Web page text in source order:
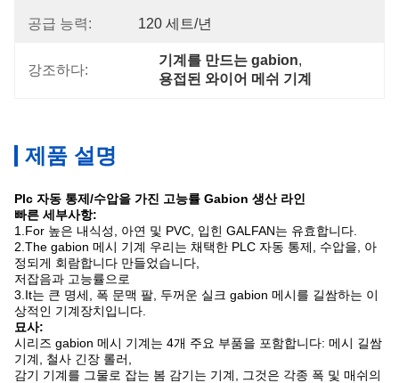
공급 능력: 120 세트/년
강조하다:
기계를 만드는 gabion,
용접된 와이어 메쉬 기계
제품 설명
Plc 자동 통제/수압을 가진 고능률 Gabion 생산 라인
빠른 세부사항:
1.For 높은 내식성, 아연 및 PVC, 입힌 GALFAN는 유효합니다.
2.The gabion 메시 기계 우리는 채택한 PLC 자동 통제, 수압을, 아
정되게 회람합니다 만들었습니다,
저잡음과 고능률으로
3.It는 큰 명세, 폭 문맥 팔, 두꺼운 실크 gabion 메시를 길쌈하는 이
상적인 기계장치입니다.
묘사:
시리즈 gabion 메시 기계는 4개 주요 부품을 포함합니다: 메시 길쌈
기계, 철사 긴장 롤러,
감기 기계를 그물로 잡는 봄 감기는 기계, 그것은 각종 폭 및 매쉬의